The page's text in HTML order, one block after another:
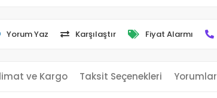
Yorum Yaz Karşılaştır Fiyat Alarmı
ve Kargo Taksit Seçenekleri Yorumlar